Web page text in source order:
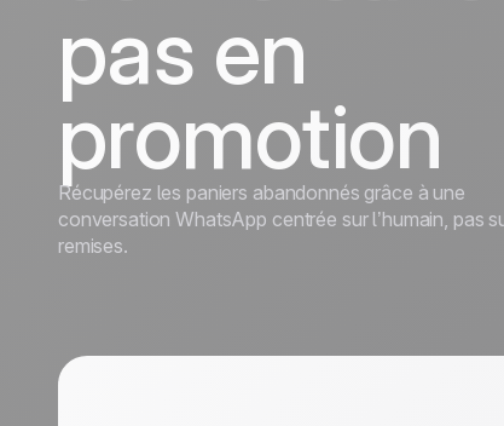
En savoir plus
pas en
promotion
Récupérez les paniers abandonnés grâce à une
conversation WhatsApp centrée sur l’humain, pas
remises.